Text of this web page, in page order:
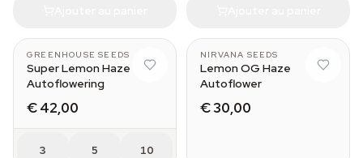
GREENHOUSE SEEDS
Super Lemon Haze
Autoflowering
€ 42,00
3 5 10
NIRVANA SEEDS
Lemon OG Haze
Autoflower
€ 30,00